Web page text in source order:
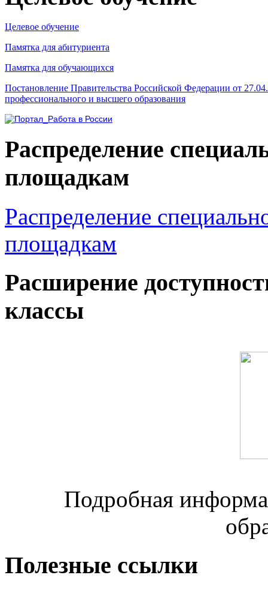
Целевое обучение
Памятка для абитуриента
Памятка для обучающихся
Постановление Правительства Российской Федерации от
профессионального и высшего образования
Распределение
площадкам
Распределение
площадкам
Расширение
классы
Подробная
Полезные ссылки